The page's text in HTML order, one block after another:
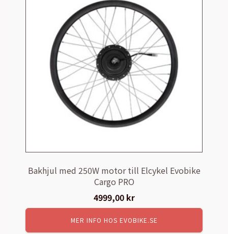
Bakhjul med 250W motor till Elcykel Evobike
Cargo PRO
4999,00 kr
MER INFO HOS EVOBIKE.SE